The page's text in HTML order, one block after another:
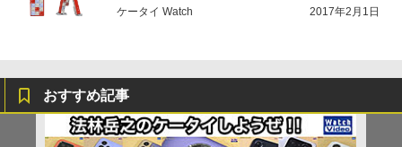
ケータイ Watch 2017年2月1日
おすすめ記事